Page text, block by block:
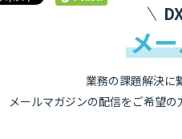
メ
業務の課題解決に
メールマガジンの配信をご希望